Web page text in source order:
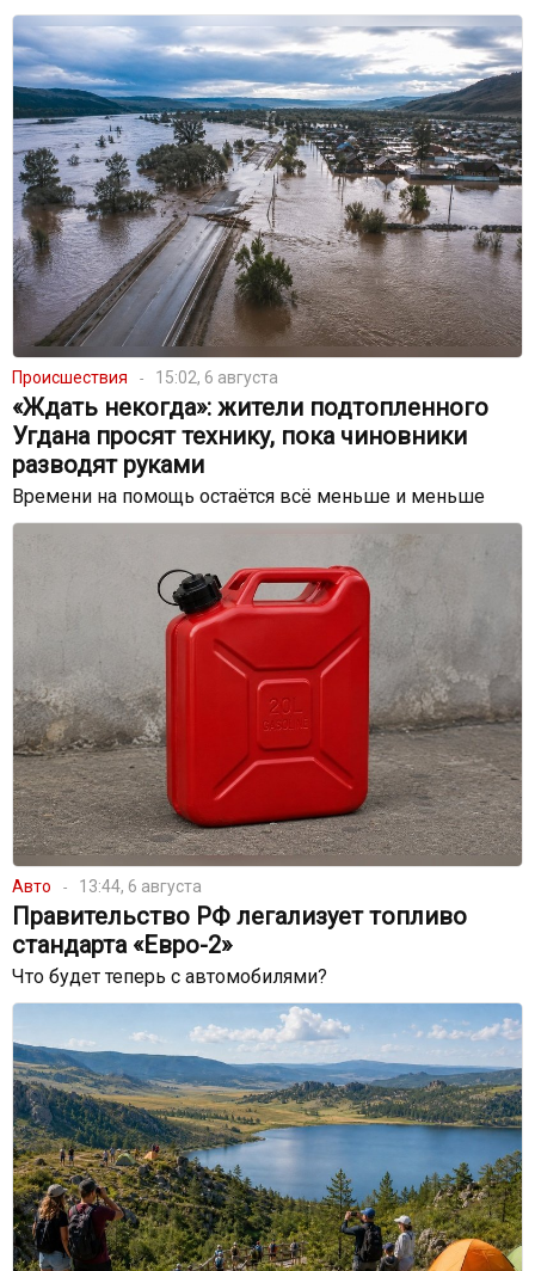
Происшествия 15:02, 6 августа
«Ждать некогда»: жители подтопленного
Угдана просят технику, пока чиновники
разводят руками
Времени на помощь остаётся всё меньше и меньше
Авто 13:44, 6 августа
Правительство РФ легализует топливо
стандарта «Евро-2»
Что будет теперь с автомобилями?